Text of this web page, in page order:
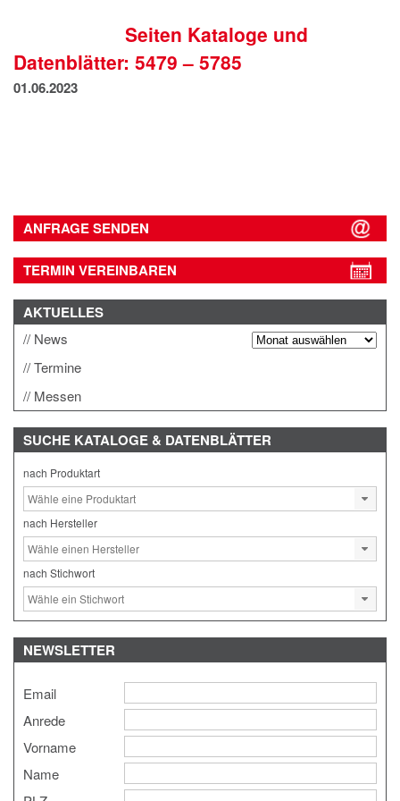
DATENSCHUTZSeiten Kataloge und
Datenblätter: 5479 – 5785
01.06.2023
ANFRAGE SENDEN
TERMIN VEREINBAREN
AKTUELLES
News
Termine
Messen
SUCHE KATALOGE & DATENBLÄTTER
nach Produktart
nach Hersteller
nach Stichwort
NEWSLETTER
Email
Anrede
Vorname
Name